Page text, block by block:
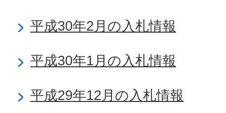
平成30年2月の入札情報
平成30年1月の入札情報
平成29年12月の入札情報